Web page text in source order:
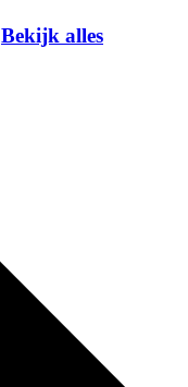
Bekijk alles